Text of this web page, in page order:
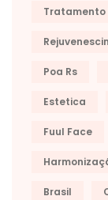
Tratamento
Poa Rs
Estetica
Fuul Face
Brasil